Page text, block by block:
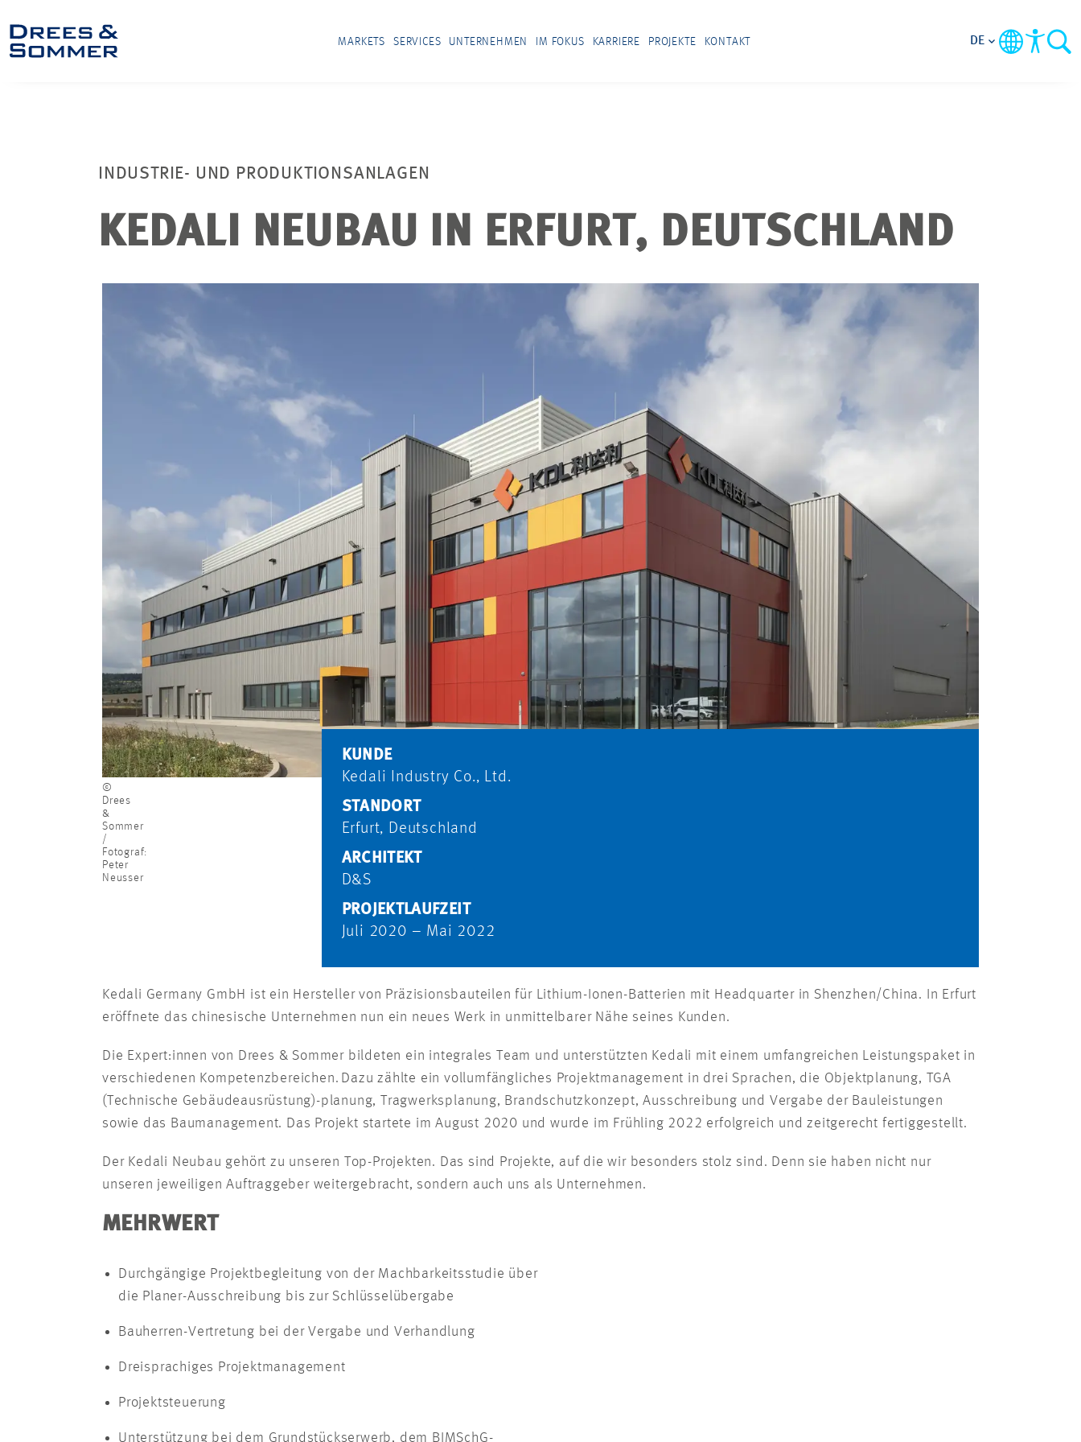
MARKETS SERVICES UNTERNEHMEN IM FOKUS KARRIERE PROJEKTE KONTAKT DE
INDUSTRIE- UND PRODUKTIONSANLAGEN
KEDALI NEUBAU IN ERFURT, DEUTSCHLAND
©
Drees
&
Sommer
/
Fotograf:
Peter
Neusser
KUNDE
Kedali Industry Co., Ltd.
STANDORT
Erfurt, Deutschland
ARCHITEKT
D&S
PROJEKTLAUFZEIT
Juli 2020 – Mai 2022
Kedali Germany GmbH ist ein Hersteller von Präzisionsbauteilen für Lithium-Ionen-Batterien mit Headquarter in Shenzhen/China. In Erfurt
eröffnete das chinesische Unternehmen nun ein neues Werk in unmittelbarer Nähe seines Kunden.
Die Expert:innen von Drees & Sommer bildeten ein integrales Team und unterstützten Kedali mit einem umfangreichen Leistungspaket in
verschiedenen Kompetenzbereichen. Dazu zählte ein vollumfängliches Projektmanagement in drei Sprachen, die Objektplanung, TGA
(Technische Gebäudeausrüstung)-planung, Tragwerksplanung, Brandschutzkonzept, Ausschreibung und Vergabe der Bauleistungen
sowie das Baumanagement. Das Projekt startete im August 2020 und wurde im Frühling 2022 erfolgreich und zeitgerecht fertiggestellt.
Der Kedali Neubau gehört zu unseren Top-Projekten. Das sind Projekte, auf die wir besonders stolz sind. Denn sie haben nicht nur
unseren jeweiligen Auftraggeber weitergebracht, sondern auch uns als Unternehmen.
MEHRWERT
Durchgängige Projektbegleitung von der Machbarkeitsstudie über
die Planer-Ausschreibung bis zur Schlüsselübergabe
Bauherren-Vertretung bei der Vergabe und Verhandlung
Dreisprachiges Projektmanagement
Projektsteuerung
Unterstützung bei dem Grundstückserwerb, dem BIMSchG-